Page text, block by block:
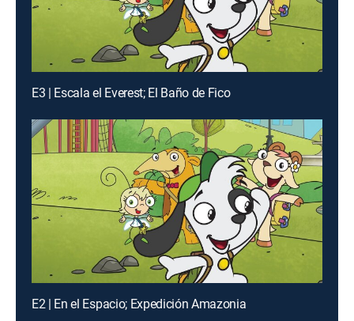
E3 | Escala el Everest; El Baño de Fico
E2 | En el Espacio; Expedición Amazonia